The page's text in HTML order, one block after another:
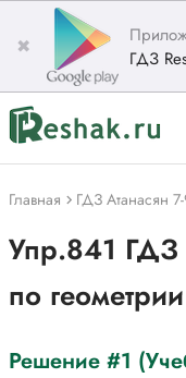
✖
ГДЗ
Главная ГДЗ Атанасян
Упр.841 ГДЗ
по геометрии
Решение #1